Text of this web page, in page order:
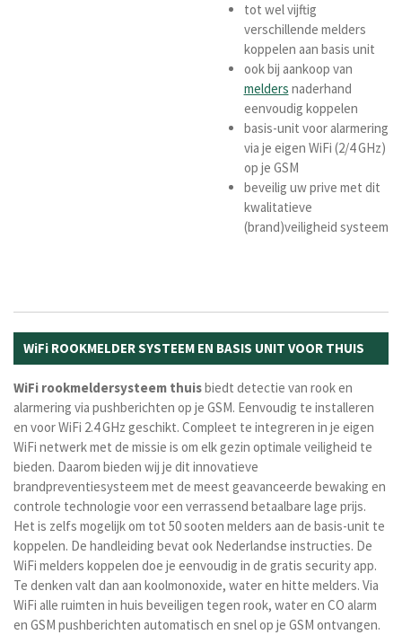
tot wel vijftig
verschillende melders
koppelen aan basis unit
ook bij aankoop van
melders naderhand
eenvoudig koppelen
basis-unit voor alarmering
via je eigen WiFi (2/4 GHz)
op je GSM
beveilig uw prive met dit
kwalitatieve
(brand)veiligheid systeem
WiFi ROOKMELDER SYSTEEM EN BASIS UNIT VOOR THUIS
WiFi rookmeldersysteem thuisbiedt detectie van rook en
alarmering via pushberichten op je GSM. Eenvoudig te installeren
en voor WiFi 2.4 GHz geschikt. Compleet te integreren in je eigen
WiFi netwerkmet de missie is om elk gezin optimale veiligheid te
bieden. Daarom bieden wij je dit innovatieve
brandpreventiesysteem met de meest geavanceerde bewaking en
controle technologie voor een verrassend betaalbare lage prijs.
Het is zelfs mogelijk om tot 50 sooten melders aan de basis-unit te
koppelen. De handleiding bevat ook Nederlandse instructies. De
WiFi melders koppelen doe je eenvoudig in de gratis security app.
Te denken valt dan aan koolmonoxide, water en hitte melders. Via
WiFi alle ruimten in huis beveiligen tegen rook, water en CO alarm
en GSM pushberichten automatisch en snel op je GSM ontvangen.